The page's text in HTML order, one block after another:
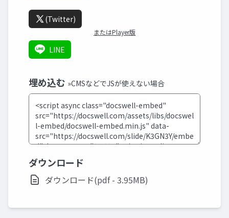
(Twitter)
またはPlayer版
LINE
埋め込む »CMSなどでJSが使えない場合
ダウンロード
ダウンロード(pdf - 3.95MB)